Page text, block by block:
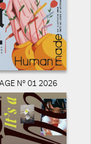
N° 01 2026